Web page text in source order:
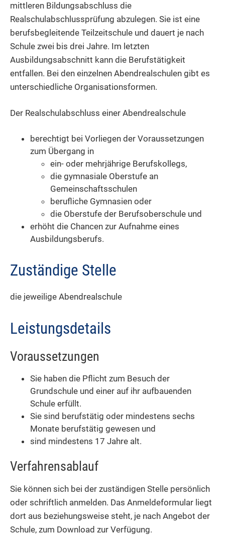
mittleren Bildungsabschluss die
Realschulabschlussprüfung abzulegen. Sie ist eine
berufsbegleitende Teilzeitschule und dauert je nach
Schule zwei bis drei Jahre. Im letzten
Ausbildungsabschnitt kann die Berufstätigkeit
entfallen. Bei den einzelnen Abendrealschulen gibt es
unterschiedliche Organisationsformen.
Der Realschulabschluss einer Abendrealschule
berechtigt bei Vorliegen der Voraussetzungen
zum Übergang in
ein- oder mehrjährige Berufskollegs,
die gymnasiale Oberstufe an
Gemeinschaftsschulen
berufliche Gymnasien oder
die Oberstufe der Berufsoberschule und
erhöht die Chancen zur Aufnahme eines
Ausbildungsberufs.
Zuständige Stelle
die jeweilige Abendrealschule
Leistungsdetails
Voraussetzungen
Sie haben die Pflicht zum Besuch der
Grundschule und einer auf ihr aufbauenden
Schule erfüllt.
Sie sind berufstätig oder mindestens sechs
Monate berufstätig gewesen und
sind mindestens 17 Jahre alt.
Verfahrensablauf
Sie können sich bei der zuständigen Stelle persönlich
oder schriftlich anmelden. Das Anmeldeformular liegt
dort aus beziehungsweise steht, je nach Angebot der
Schule, zum Download zur Verfügung.